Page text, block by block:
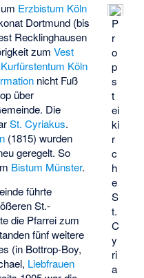
P
r
o
p
s
t
ei
ki
r
c
h
e
S
t.
C
y
ri
a
Erzbistum Köln
Dortmund (bis
Recklinghausen
zumVest
Kurfürstentum Köln
nicht Fuß
über
Die
St. Cyriakus.
(1815) wurden
geregelt. So
Bistum Münster.
führte
St.-
die Pfarrei zum
fünf weitere
(in Bottrop-Boy,
Liebfrauen